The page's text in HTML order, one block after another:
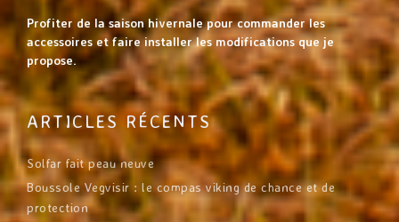
Profiter de la saison hivernale pour commander les
accessoires et faire installer les modifications que je
propose.
ARTICLES RÉCENTS
Solfar fait peau neuve
Boussole Vegvisir : le compas viking de chance et de
protection